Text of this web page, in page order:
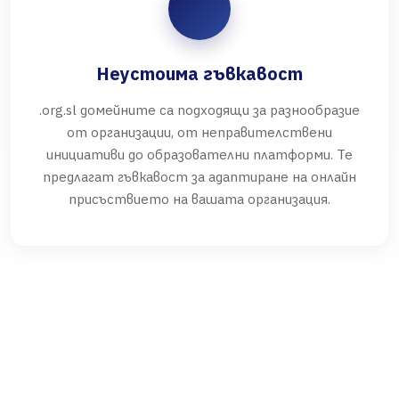
Неустоима гъвкавост
.org.sl домейните са подходящи за разнообразие
от организации, от неправителствени
инициативи до образователни платформи. Те
предлагат гъвкавост за адаптиране на онлайн
присъствието на вашата организация.